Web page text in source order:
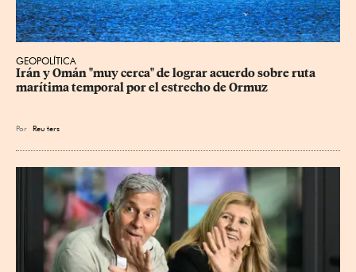
GEOPOLÍTICA
Irán y Omán "muy cerca" de lograr acuerdo sobre ruta
marítima temporal por el estrecho de Ormuz
Por Reu ters